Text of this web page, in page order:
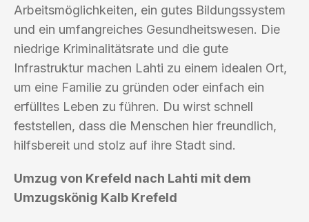
Arbeitsmöglichkeiten, ein gutes Bildungssystem
und ein umfangreiches Gesundheitswesen. Die
niedrige Kriminalitätsrate und die gute
Infrastruktur machen Lahti zu einem idealen Ort,
um eine Familie zu gründen oder einfach ein
erfülltes Leben zu führen. Du wirst schnell
feststellen, dass die Menschen hier freundlich,
hilfsbereit und stolz auf ihre Stadt sind.
Umzug von Krefeld nach Lahti mit dem
Umzugskönig Kalb Krefeld